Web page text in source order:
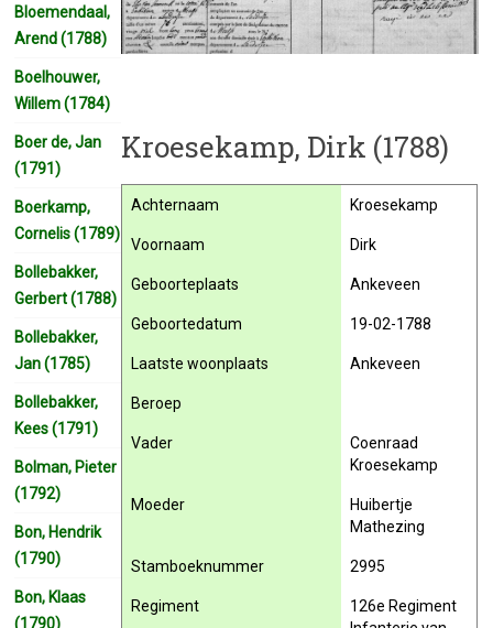
Kroesekamp, Dirk (1788)
Achternaam Kroesekamp
Voornaam Dirk
Geboorteplaats Ankeveen
Geboortedatum 19-02-1788
Laatste woonplaats Ankeveen
Beroep
Vader
Coenraad
Kroesekamp
Moeder
Huibertje
Mathezing
Stamboeknummer 2995
Regiment
126e Regiment
Bloemendaal,
Arend (1788)
Boelhouwer,
Willem (1784)
Boer de, Jan
(1791)
Boerkamp,
Cornelis (1789)
Bollebakker,
Gerbert (1788)
Bollebakker,
Jan (1785)
Bollebakker,
Kees (1791)
Bolman, Pieter
(1792)
Bon, Hendrik
(1790)
Bon, Klaas
(1790)